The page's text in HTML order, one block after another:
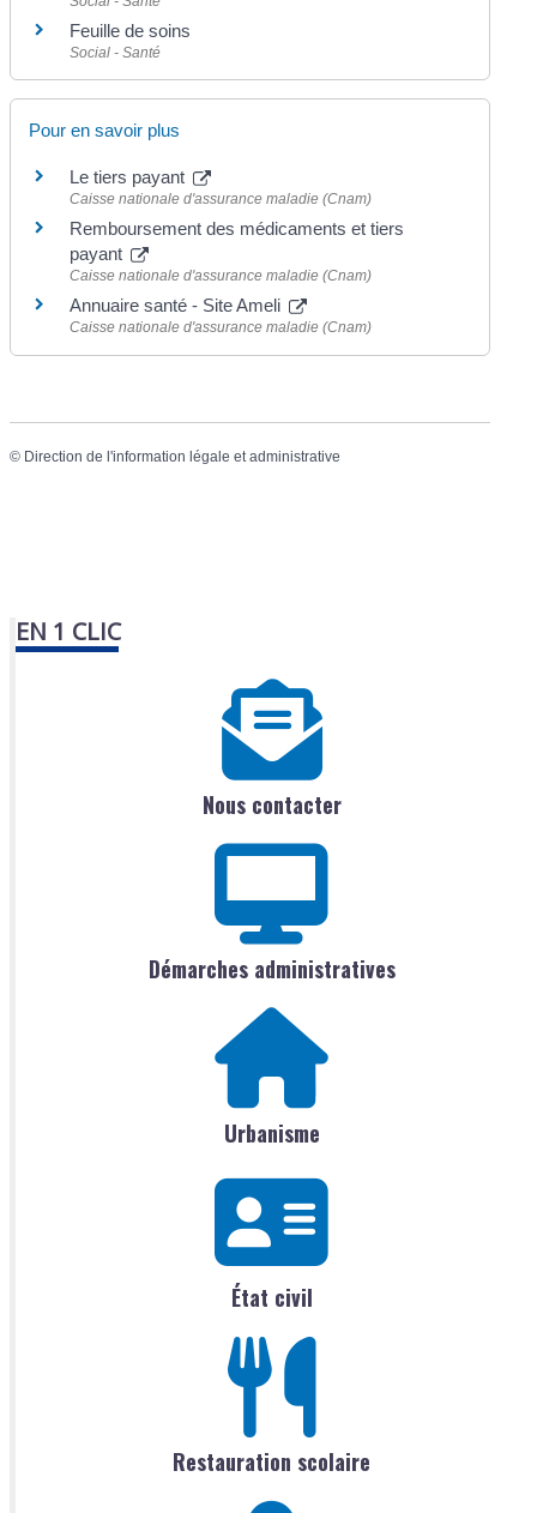
Feuille de soins
Social - Santé
Pour en savoir plus
Le tiers payant
Caisse nationale d'assurance maladie (Cnam)
Remboursement des médicaments et tiers
payant
Caisse nationale d'assurance maladie (Cnam)
Annuaire santé - Site Ameli
Caisse nationale d'assurance maladie (Cnam)
© Direction de l'information légale et administrative
EN 1 CLIC
Nous contacter
Démarches administratives
Urbanisme
État civil
Restauration scolaire